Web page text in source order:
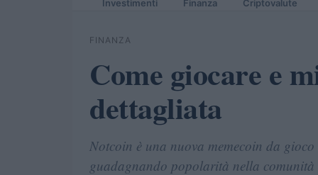
Investimenti Finanza Criptovalute
FINANZA
Come giocare e
dettagliata
Notcoin è una nuova memecoin da
guadagnando popolarità nella